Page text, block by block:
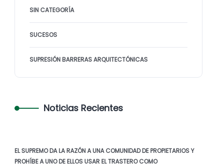
SIN CATEGORÍA
SUCESOS
SUPRESIÓN BARRERAS ARQUITECTÓNICAS
Noticias Recientes
EL SUPREMO DA LA RAZÓN A UNA COMUNIDAD DE PROPIETARIOS Y
PROHÍBE A UNO DE ELLOS USAR EL TRASTERO COMO